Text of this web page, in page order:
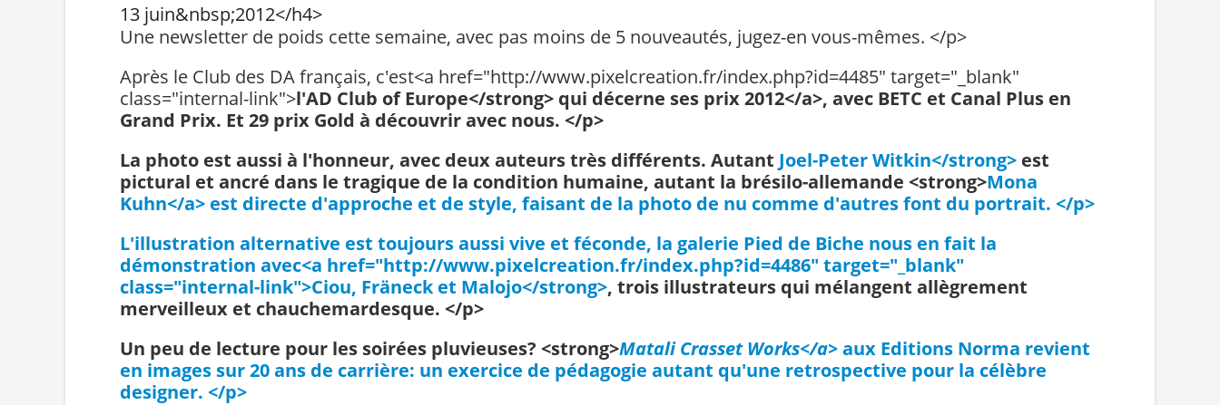
13 juin&nbsp;2012</h4>
Une newsletter de poids cette semaine, avec pas moins de 5 nouveautés, jugez-en vous-mêmes. </p>
Après le Club des DA français, c'est<a href="http://www.pixelcreation.fr/index.php?id=4485" target="_blank"
class="internal-link">l'AD Club of Europe</strong> qui décerne ses prix 2012</a>, avec BETC et Canal Plus en
Grand Prix. Et 29 prix Gold à découvrir avec nous. </p>
La photo est aussi à l'honneur, avec deux auteurs très différents. Autant Joel-Peter Witkin</strong> est
pictural et ancré dans le tragique de la condition humaine, autant la brésilo-allemande <strong>Mona
Kuhn</a> est directe d'approche et de style, faisant de la photo de nu comme d'autres font du portrait. </p>
L'illustration alternative est toujours aussi vive et féconde, la galerie Pied de Biche nous en fait la
démonstration avec<a href="http://www.pixelcreation.fr/index.php?id=4486" target="_blank"
class="internal-link">Ciou, Fräneck et Malojo</strong>, trois illustrateurs qui mélangent allègrement
merveilleux et chauchemardesque. </p>
Un peu de lecture pour les soirées pluvieuses? <strong>Matali Crasset Works</a>aux Editions Norma revient
en images sur 20 ans de carrière: un exercice de pédagogie autant qu'une retrospective pour la célèbre
designer. </p>